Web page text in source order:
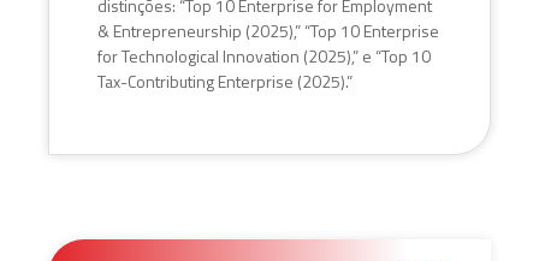
distinções: “Top 10 Enterprise for Employment
& Entrepreneurship (2025),” “Top 10 Enterprise
for Technological Innovation (2025),” e “Top 10
Tax-Contributing Enterprise (2025).”